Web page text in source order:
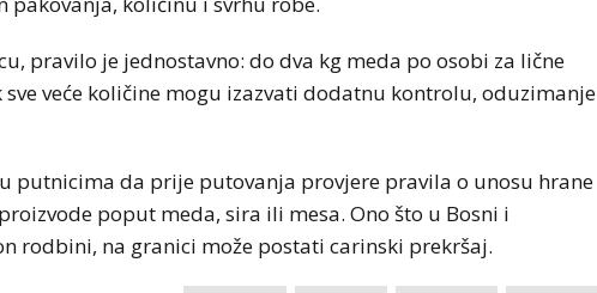
pravilo je jednostavno: do dva kg meda po osobi za lične
veće količine mogu izazvati dodatnu kontrolu, oduzimanje
putnicima da prije putovanja provjere pravila o unosu hrane
poput meda, sira ili mesa. Ono što u Bosni i
rodbini, na granici može postati carinski prekršaj.